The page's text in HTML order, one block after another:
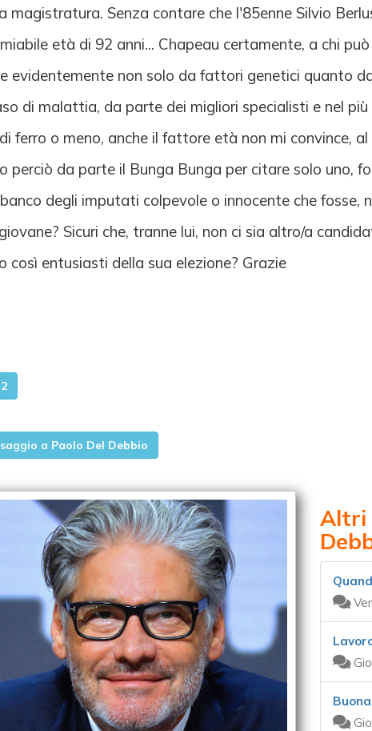
magistratura. Senza contare che l'85enne Silvio
età di 92 anni... Chapeau certamente, a chi
evidentemente non solo da fattori genetici quanto
di malattia, da parte dei migliori specialisti e nel
ferro o meno, anche il fattore età non mi convince,
perciò da parte il Bunga Bunga per citare solo uno,
degli imputati colpevole o innocente che fosse,
Sicuri che, tranne lui, non ci sia altro/a
così entusiasti della sua elezione? Grazie
a Paolo Del Debbio
Altri